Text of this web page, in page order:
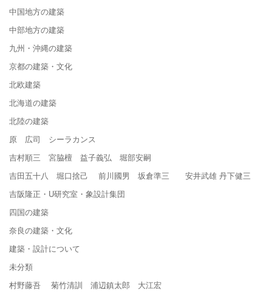
中国地方の建築
中部地方の建築
九州・沖縄の建築
京都の建築・文化
北欧建築
北海道の建築
北陸の建築
原 広司 シーラカンス
吉村順三 宮脇檀 益子義弘 堀部安嗣
吉田五十八 堀口捨己 前川國男 坂倉準三 安井武雄 丹下健三
吉阪隆正・U研究室・象設計集団
四国の建築
奈良の建築・文化
建築・設計について
未分類
村野藤吾 菊竹清訓 浦辺鎮太郎 大江宏